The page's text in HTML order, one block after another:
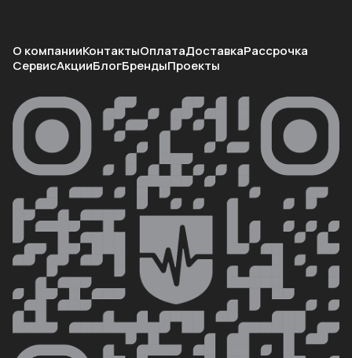
О компанииКонтактыОплатаДоставкаРассрочка
СервисАкцииБлогБрендыПроекты